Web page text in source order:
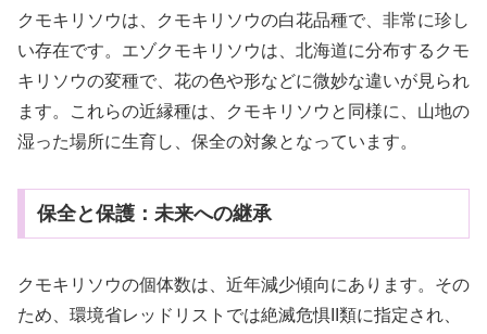
クモキリソウは、クモキリソウの白花品種で、非常に珍し
い存在です。エゾクモキリソウは、北海道に分布するクモ
キリソウの変種で、花の色や形などに微妙な違いが見られ
ます。これらの近縁種は、クモキリソウと同様に、山地の
湿った場所に生育し、保全の対象となっています。
保全と保護：未来への継承
クモキリソウの個体数は、近年減少傾向にあります。その
ため、環境省レッドリストでは絶滅危惧II類に指定され、